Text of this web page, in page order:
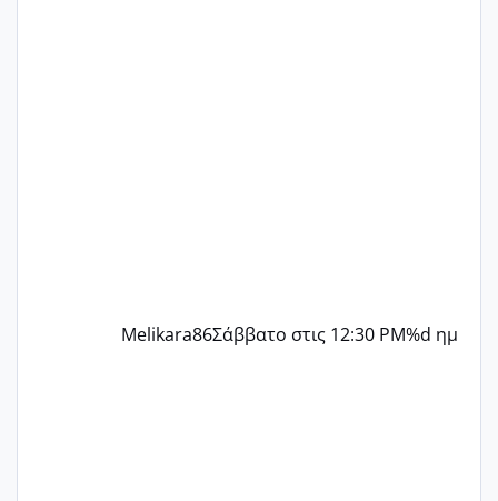
Melikara86Σάββατο στις 12:30 PM%d ημ